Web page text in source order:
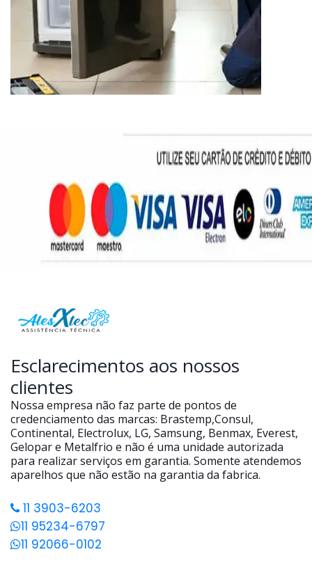
Esclarecimentos aos nossos
clientes
Nossa empresa não faz parte de pontos de
credenciamento das marcas: Brastemp,Consul,
Continental, Electrolux, LG, Samsung, Benmax, Everest,
Gelopar e Metalfrio e não é uma unidade autorizada
para realizar serviços em garantia. Somente atendemos
aparelhos que não estão na garantia da fabrica.
11 3903-6203
11 95234-6797
11 92066-0102